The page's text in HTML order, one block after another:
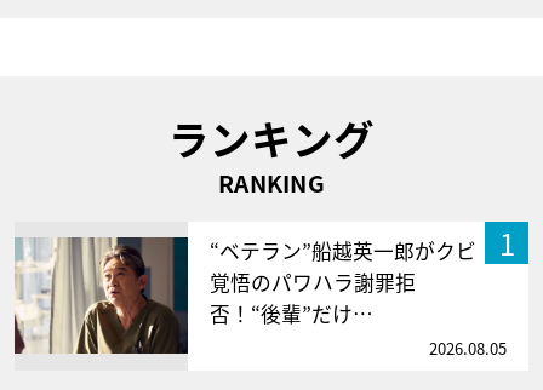
ランキング
RANKING
1
“ベテラン”船越英一郎がクビ
覚悟のパワハラ謝罪拒
否！“後輩”だけ…
2026.08.05